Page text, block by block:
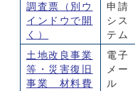
調査票
（別ウ
インドウで開
く）
申請
シス
テム
土地改良事業
等・災害復旧
事業 材料費
電子
メー
ル